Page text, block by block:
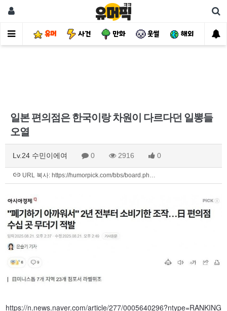
유머 사건 만화 웃썰 해외 핫
일본 편의점은 한국이랑 차원이 다르다던 일뽕들
오열
Lv.24 수민이에여 0 2916 0
URL 복사: https://humorpick.com/bbs/board.ph…
https://n.news.naver.com/article/277/0005640296?ntype=RANKING